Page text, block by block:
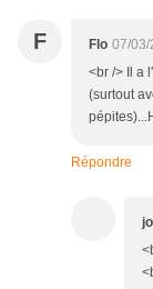
F Flo 07/03/
<br /> Il a
(surtout
Répondre